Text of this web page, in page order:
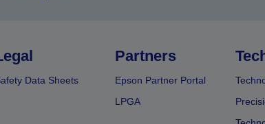
Data Sheets
Partners
Epson Partner Portal
LPGA